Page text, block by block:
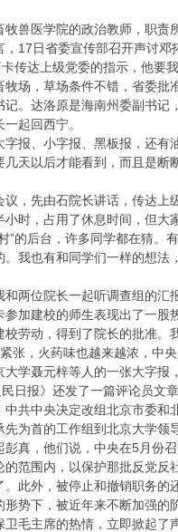
兽医学院的政治教师，职
17日省委宣传部召开声讨邓
传达上级党委的指示，他要
牧场，草场条件不错，省委
。达洛原是海南州委副书
起回西宁。
报、小字报、黑板报，还有
天以后才能看到，而且是
，先由石院长讲话，传达
时，占用了休息时间，但大
”的后台，许多同学都在猜
我也有和同学们一样的想
两位院长一起听调查组的
加建校的师生表现出了一
劳动，得到了院长的批准。
张，火药味也越来越浓，中
大学聂元梓等人的一张大字
日报》还发了一篇评论员文
共中央决定改组北京市委
为首的工作组到北京大学领
真，他们说，中央在5月份
范围内，以保护那批反党反
此外，被停止和撤销职务的
势下，被近年来不断加强的
毛主席的热情，立即掀起了